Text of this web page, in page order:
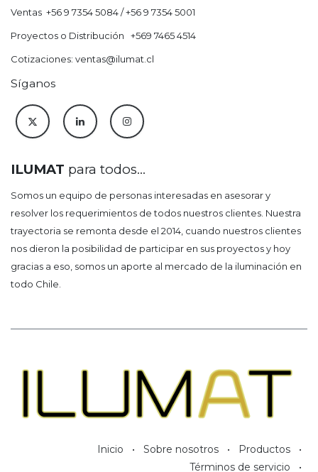
Ventas +56 9 7354 5084 / +56 9 7354 5001
Proyectos o Distribución +569 7465 4514
Cotizaciones: ventas@ilumat.cl
Síganos
ILUMAT para todos...
Somos un equipo de personas interesadas en asesorar y
resolver los requerimientos de todos nuestros clientes. Nuestra
trayectoria se remonta desde el 2014, cuando nuestros clientes
nos dieron la posibilidad de participar en sus proyectos y hoy
gracias a eso, somos un aporte al mercado de la iluminación en
todo Chile.
Inicio • Sobre nosotros • Productos
•
Términos de servicio
•